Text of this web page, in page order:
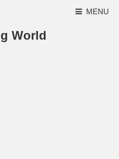
MENU
World